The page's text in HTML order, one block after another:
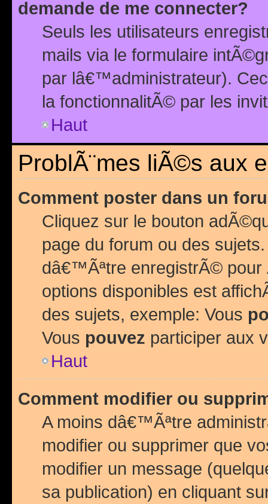
demande de me connecter?
Seuls les utilisateurs
mails via le formulaire
par lâ€™administrateur).
la fonctionnalitÃ© par les
Haut
ProblÃ¨mes liÃ©s aux
Comment poster dans un
Cliquez sur le bouton
page du forum ou des
dâ€™Ãªtre enregistrÃ©
options disponibles est
des sujets, exemple: Vous
Vous pouvez participer aux
Haut
Comment modifier ou
A moins dâ€™Ãªtre
modifier ou supprimer que
modifier un message
sa publication) en cliquant